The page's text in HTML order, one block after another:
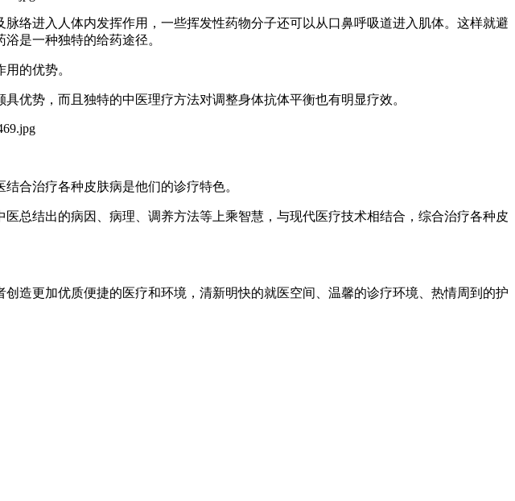
络进入人体内发挥作用，一些挥发性药物分子还可以从口鼻呼吸道进入肌体。这样就避
是一种独特的给药途径。
的优势。
优势，而且独特的中医理疗方法对调整身体抗体平衡也有明显疗效。
合治疗各种皮肤病是他们的诊疗特色。
总结出的病因、病理、调养方法等上乘智慧，与现代医疗技术相结合，综合治疗各种皮
造更加优质便捷的医疗和环境，清新明快的就医空间、温馨的诊疗环境、热情周到的护